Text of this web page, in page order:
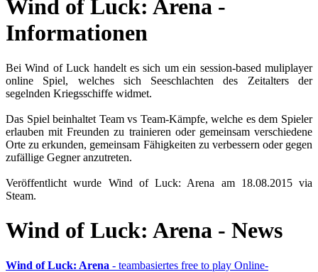
Wind of Luck: Arena -
Informationen
Bei Wind of Luck handelt es sich um ein session-based muliplayer
online Spiel, welches sich Seeschlachten des Zeitalters der
segelnden Kriegsschiffe widmet.
Das Spiel beinhaltet Team vs Team-Kämpfe, welche es dem Spieler
erlauben mit Freunden zu trainieren oder gemeinsam verschiedene
Orte zu erkunden, gemeinsam Fähigkeiten zu verbessern oder gegen
zufällige Gegner anzutreten.
Veröffentlicht wurde Wind of Luck: Arena am 18.08.2015 via
Steam.
Wind of Luck: Arena - News
Wind of Luck: Arena - teambasiertes free to play Online-